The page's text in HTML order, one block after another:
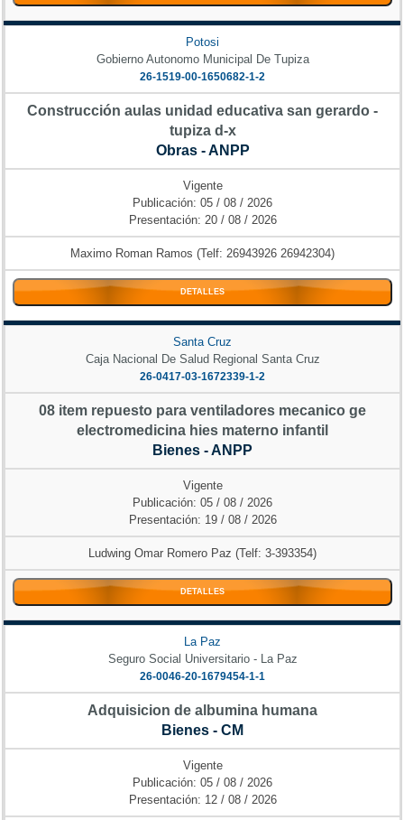
Potosi
Gobierno Autonomo Municipal De Tupiza
26-1519-00-1650682-1-2
Construcción aulas unidad educativa san gerardo -
tupiza d-x
Obras - ANPP
Vigente
Publicación: 05 / 08 / 2026
Presentación: 20 / 08 / 2026
Maximo Roman Ramos (Telf: 26943926 26942304)
DETALLES
Santa Cruz
Caja Nacional De Salud Regional Santa Cruz
26-0417-03-1672339-1-2
08 item repuesto para ventiladores mecanico ge
electromedicina hies materno infantil
Bienes - ANPP
Vigente
Publicación: 05 / 08 / 2026
Presentación: 19 / 08 / 2026
Ludwing Omar Romero Paz (Telf: 3-393354)
DETALLES
La Paz
Seguro Social Universitario - La Paz
26-0046-20-1679454-1-1
Adquisicion de albumina humana
Bienes - CM
Vigente
Publicación: 05 / 08 / 2026
Presentación: 12 / 08 / 2026